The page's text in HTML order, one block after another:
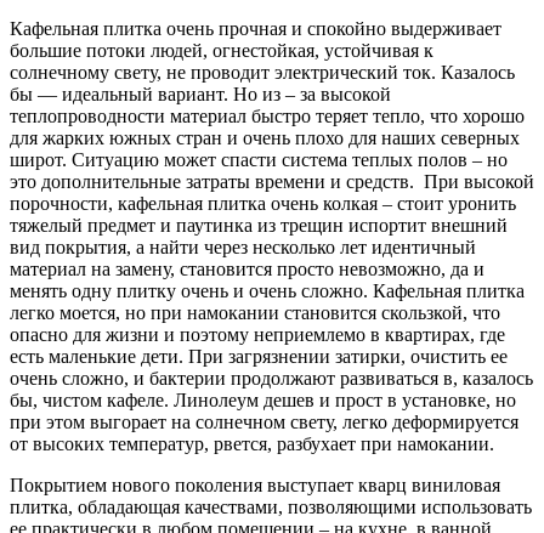
Кафельная плитка очень прочная и спокойно выдерживает
большие потоки людей, огнестойкая, устойчивая к
солнечному свету, не проводит электрический ток. Казалось
бы — идеальный вариант. Но из – за высокой
теплопроводности материал быстро теряет тепло, что хорошо
для жарких южных стран и очень плохо для наших северных
широт. Ситуацию может спасти система теплых полов – но
это дополнительные затраты времени и средств. При высокой
порочности, кафельная плитка очень колкая – стоит уронить
тяжелый предмет и паутинка из трещин испортит внешний
вид покрытия, а найти через несколько лет идентичный
материал на замену, становится просто невозможно, да и
менять одну плитку очень и очень сложно. Кафельная плитка
легко моется, но при намокании становится скользкой, что
опасно для жизни и поэтому неприемлемо в квартирах, где
есть маленькие дети. При загрязнении затирки, очистить ее
очень сложно, и бактерии продолжают развиваться в, казалось
бы, чистом кафеле. Линолеум дешев и прост в установке, но
при этом выгорает на солнечном свету, легко деформируется
от высоких температур, рвется, разбухает при намокании.
Покрытием нового поколения выступает кварц виниловая
плитка, обладающая качествами, позволяющими использовать